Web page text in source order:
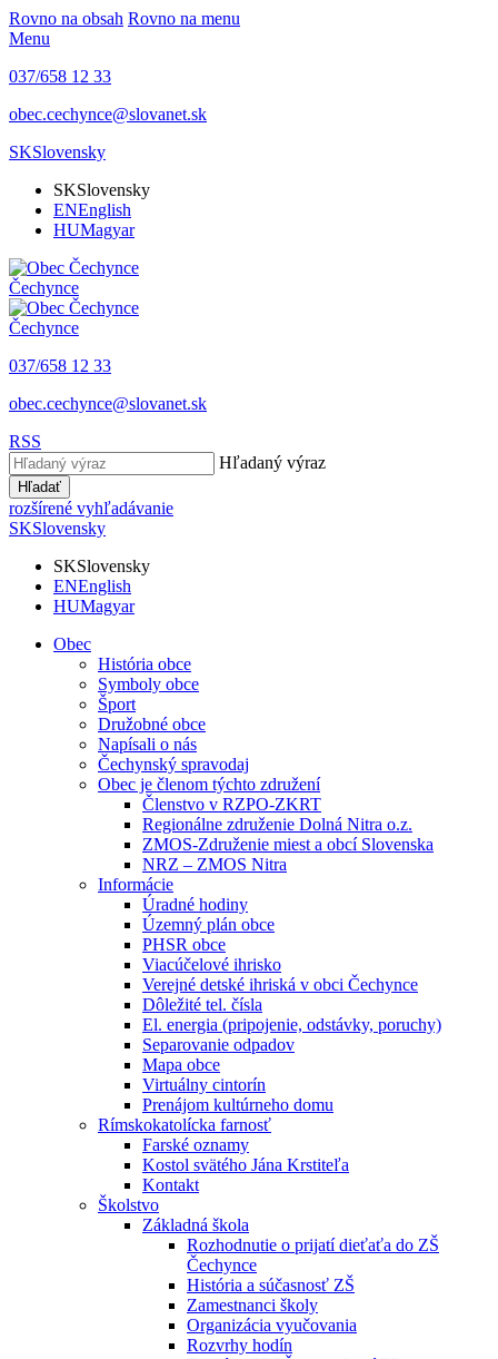
Rovno na obsah Rovno na menu
Menu
037/658 12 33
obec.cechynce@slovanet.sk
SKSlovensky
SKSlovensky
ENEnglish
HUMagyar
Čechynce
Čechynce
037/658 12 33
obec.cechynce@slovanet.sk
RSS
Hľadaný výraz
Hľadať
rozšírené vyhľadávanie
SKSlovensky
SKSlovensky
ENEnglish
HUMagyar
Obec
História obce
Symboly obce
Šport
Družobné obce
Napísali o nás
Čechynský spravodaj
Obec je členom týchto združení
Členstvo v RZPO-ZKRT
Regionálne združenie Dolná Nitra o.z.
ZMOS-Združenie miest a obcí Slovenska
NRZ – ZMOS Nitra
Informácie
Úradné hodiny
Územný plán obce
PHSR obce
Viacúčelové ihrisko
Verejné detské ihriská v obci Čechynce
Dôležité tel. čísla
El. energia (pripojenie, odstávky, poruchy)
Separovanie odpadov
Mapa obce
Virtuálny cintorín
Prenájom kultúrneho domu
Rímskokatolícka farnosť
Farské oznamy
Kostol svätého Jána Krstiteľa
Kontakt
Školstvo
Základná škola
Rozhodnutie o prijatí dieťaťa do ZŠ
Čechynce
História a súčasnosť ZŠ
Zamestnanci školy
Organizácia vyučovania
Rozvrhy hodín